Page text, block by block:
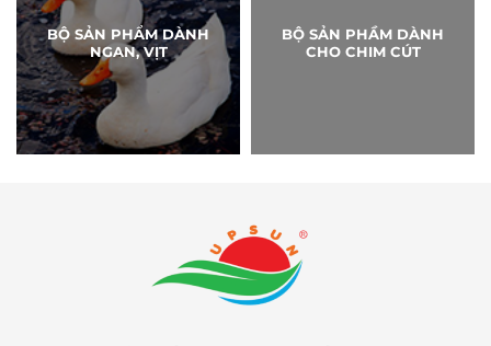
BỘ SẢN PHẨM DÀNH
NGAN, VỊT
BỘ SẢN PHẦM DÀNH
CHO CHIM CÚT